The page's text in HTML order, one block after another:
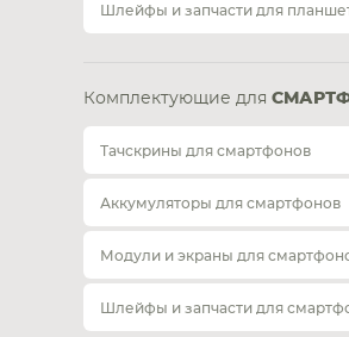
Шлейфы и запчасти для
Комплектующие для
Тачскрины для смартфонов
Аккумуляторы для смартфонов
Модули и экраны для
Шлейфы и запчасти для